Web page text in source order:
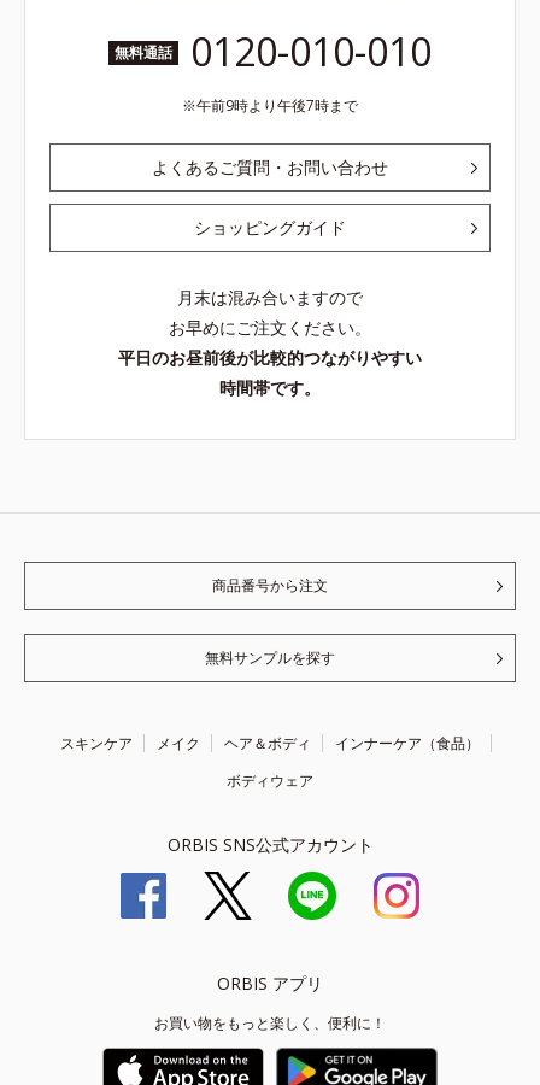
無料通話 0120-010-010
午前9時より午後7時まで
よくあるご質問・お問い合わせ
ショッピングガイド
月末は混み合いますので
お早めにご注文ください。
平日のお昼前後が比較的つながりやすい
時間帯です。
商品番号から注文
無料サンプルを探す
スキンケア メイク ヘア＆ボディ
インナーケア（食品）
ボディウェア
ORBIS SNS公式アカウント
ORBIS アプリ
お買い物をもっと楽しく、便利に！